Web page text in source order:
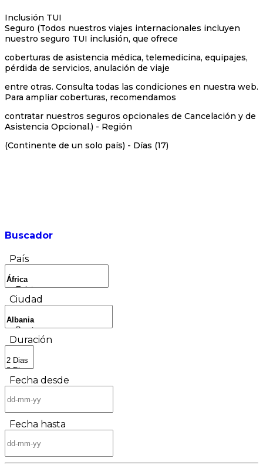
Inclusión TUI
Seguro (Todos nuestros viajes internacionales incluyen
nuestro seguro TUI inclusión, que ofrece
coberturas de asistencia médica, telemedicina, equipajes,
pérdida de servicios, anulación de viaje
entre otras. Consulta todas las condiciones en nuestra web.
Para ampliar coberturas, recomendamos
contratar nuestros seguros opcionales de Cancelación y de
Asistencia Opcional.) - Región
(Continente de un solo país) - Días (17)
Buscador
País
Ciudad
Duración
Fecha desde
Fecha hasta